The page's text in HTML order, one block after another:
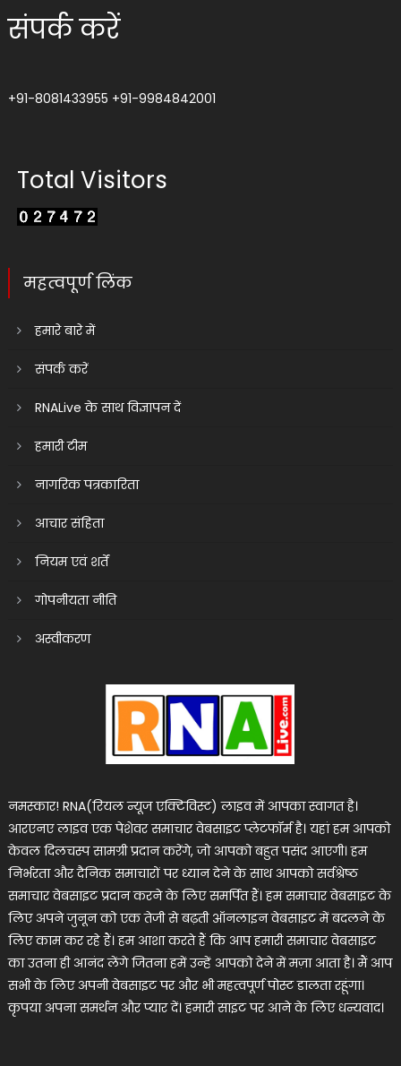
संपर्क करें
+91-8081433955 +91-9984842001
Total Visitors
महत्वपूर्ण लिंक
हमारे बारे में
संपर्क करें
RNALive के साथ विज्ञापन दें
हमारी टीम
नागरिक पत्रकारिता
आचार संहिता
नियम एवं शर्तें
गोपनीयता नीति
अस्वीकरण
नमस्कार! RNA(रियल न्यूज एक्टिविस्ट) लाइव में आपका स्वागत है।
आरएनए लाइव एक पेशेवर समाचार वेबसाइट प्लेटफॉर्म है। यहां हम आपको
केवल दिलचस्प सामग्री प्रदान करेंगे, जो आपको बहुत पसंद आएगी। हम
निर्भरता और दैनिक समाचारों पर ध्यान देने के साथ आपको सर्वश्रेष्ठ
समाचार वेबसाइट प्रदान करने के लिए समर्पित हैं। हम समाचार वेबसाइट के
लिए अपने जुनून को एक तेजी से बढ़ती ऑनलाइन वेबसाइट में बदलने के
लिए काम कर रहे हैं। हम आशा करते हैं कि आप हमारी समाचार वेबसाइट
का उतना ही आनंद लेंगे जितना हमें उन्हें आपको देने में मज़ा आता है। मैं आप
सभी के लिए अपनी वेबसाइट पर और भी महत्वपूर्ण पोस्ट डालता रहूंगा।
कृपया अपना समर्थन और प्यार दें। हमारी साइट पर आने के लिए धन्यवाद।